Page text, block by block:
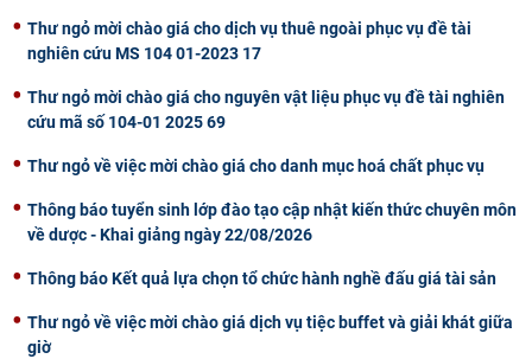
Thư ngỏ mời chào giá cho dịch vụ thuê ngoài phục vụ đề tài
nghiên cứu MS 104 01-2023 17
Thư ngỏ mời chào giá cho nguyên vật liệu phục vụ đề tài nghiên
cứu mã số 104-01 2025 69
Thư ngỏ về việc mời chào giá cho danh mục hoá chất phục vụ
Thông báo tuyển sinh lớp đào tạo cập nhật kiến thức chuyên môn
về dược - Khai giảng ngày 22/08/2026
Thông báo Kết quả lựa chọn tổ chức hành nghề đấu giá tài sản
Thư ngỏ về việc mời chào giá dịch vụ tiệc buffet và giải khát giữa
giờ